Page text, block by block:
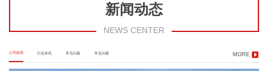
新闻动态
NEWS CENTER
公司新闻 行业资讯 常见问题 常见问题 MORE